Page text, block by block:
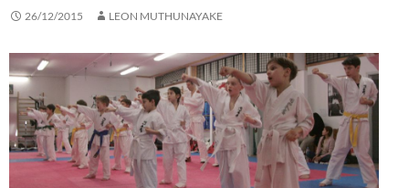
26/12/2015 LEON MUTHUNAYAKE